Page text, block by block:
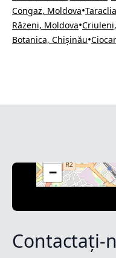
Congaz, Moldova•
Răzeni, Moldova•
Botanica, Chișinău•
−
Contactați-